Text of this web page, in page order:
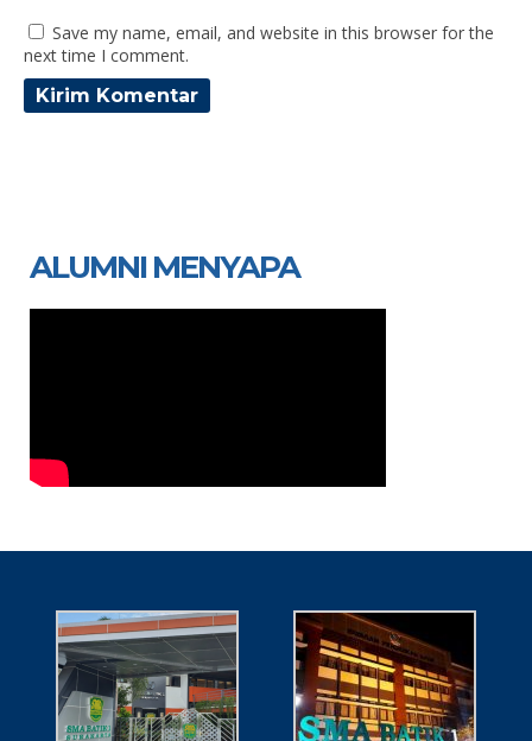
Save my name, email, and website in this browser for the
next time I comment.
ALUMNI MENYAPA